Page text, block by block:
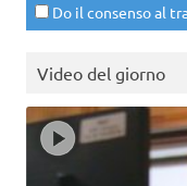
Do il consenso al
Video del giorno